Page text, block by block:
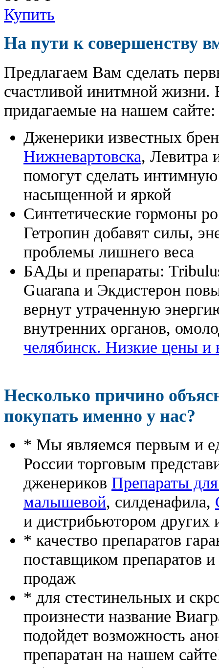
Купить
На пути к совершенству
Предлагаем Вам сделать
счастливой инитмной жизни.
придагаемые на нашем сайте:
Дженерики известных
Нижневартовска, Левитра
помогут сделать
насыщенной и яркой
Синтетические гормоны
Гетропин добавят силы,
проблемы лишнего веса
БАДы и препараты:
Guarana и Экдистерон
вернут утраченную
внутренних органов,
челябинск. Низкие цены и
Несколько причино
покупать именно у нас?
* Мы являемся первым и
России торговым
дженериков Препараты
малышевой, силденафила,
и дистрибьютором других
* качество препаратов
поставщиком препаратов
продаж
* для стестинельных и
произнести название
подойдет возможность
препаратан на нашем